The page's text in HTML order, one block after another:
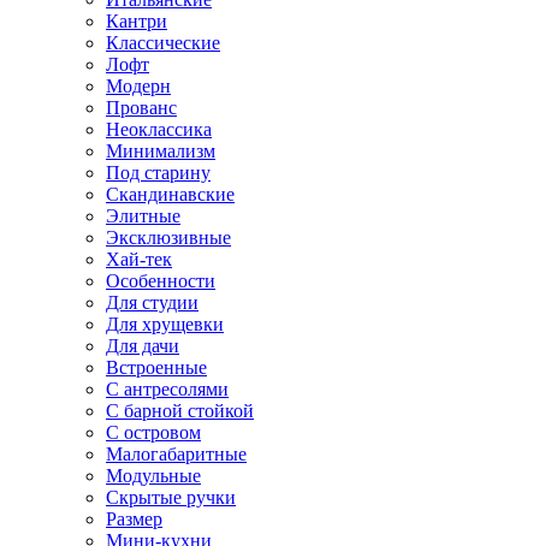
Кантри
Классические
Лофт
Модерн
Прованс
Неоклассика
Минимализм
Под старину
Скандинавские
Элитные
Эксклюзивные
Хай-тек
Особенности
Для студии
Для хрущевки
Для дачи
Встроенные
С антресолями
С барной стойкой
С островом
Малогабаритные
Модульные
Скрытые ручки
Размер
Мини-кухни